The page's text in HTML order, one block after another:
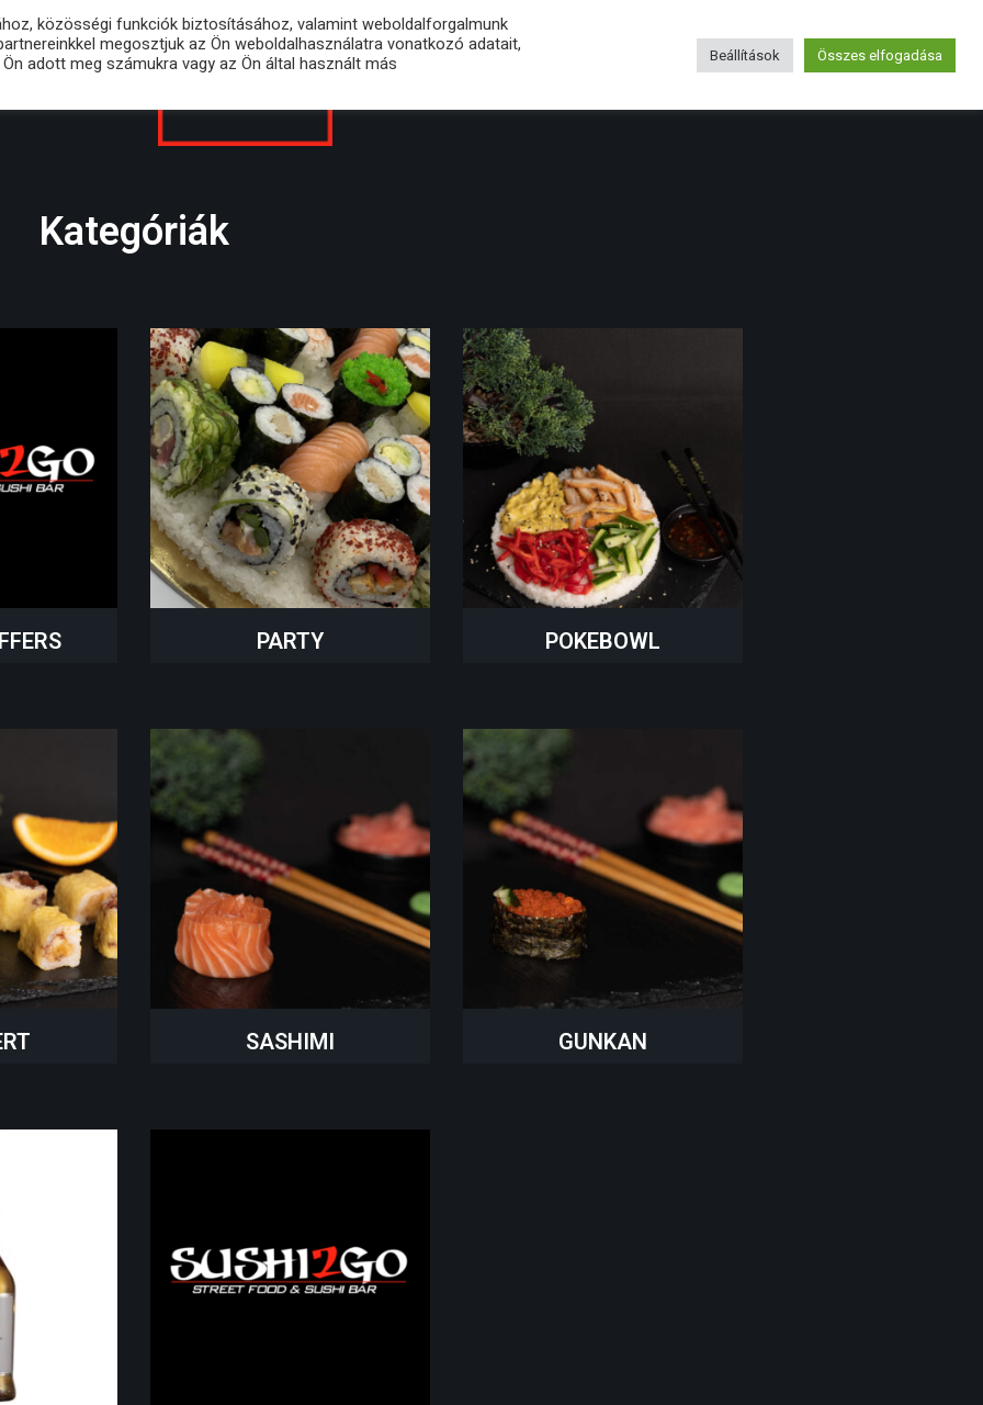
ÉTLAP FIÓKOM
Kategóriák
PARTY POKEBOWL
SASHIMI GUNKAN
közösségi funkciók biztosításához, valamint weboldalforgalmunk
megosztjuk az Ön weboldalhasználatra vonatkozó adatait,
adott meg számukra vagy az Ön által használt más
Beállítások Összes elfogadása